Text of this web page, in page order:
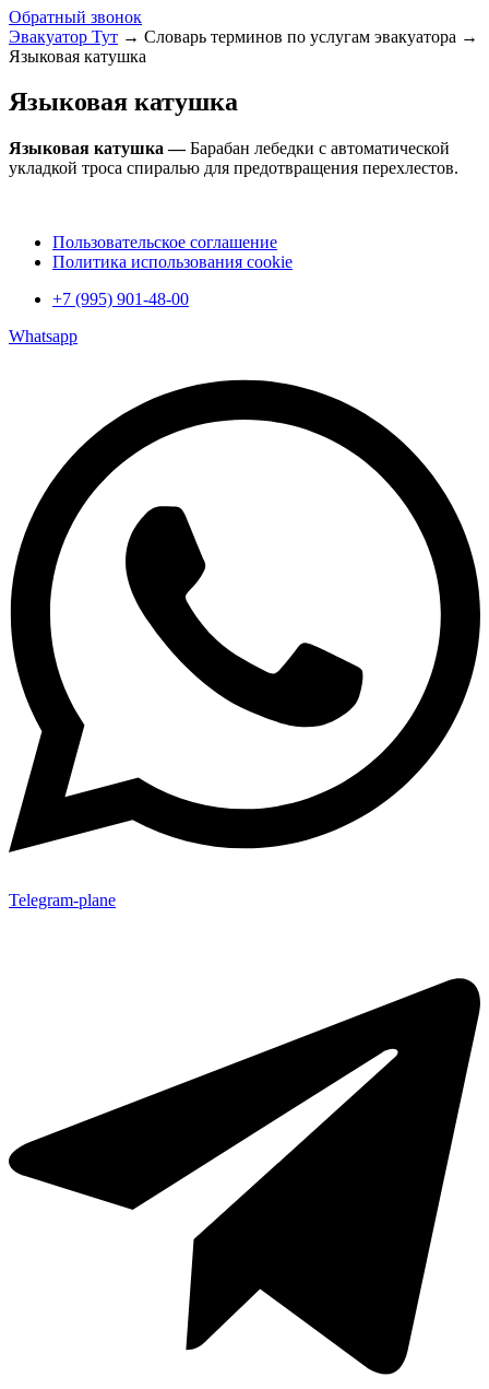
Обратный звонок
Эвакуатор Тут → Словарь терминов по услугам эвакуатора →
Языковая катушка
Языковая катушка
Языковая катушка —Барабан лебедки с автоматической
укладкой троса спиралью для предотвращения перехлестов.
Пользовательское соглашение
Политика использования cookie
+7 (995) 901-48-00
Whatsapp
Telegram-plane